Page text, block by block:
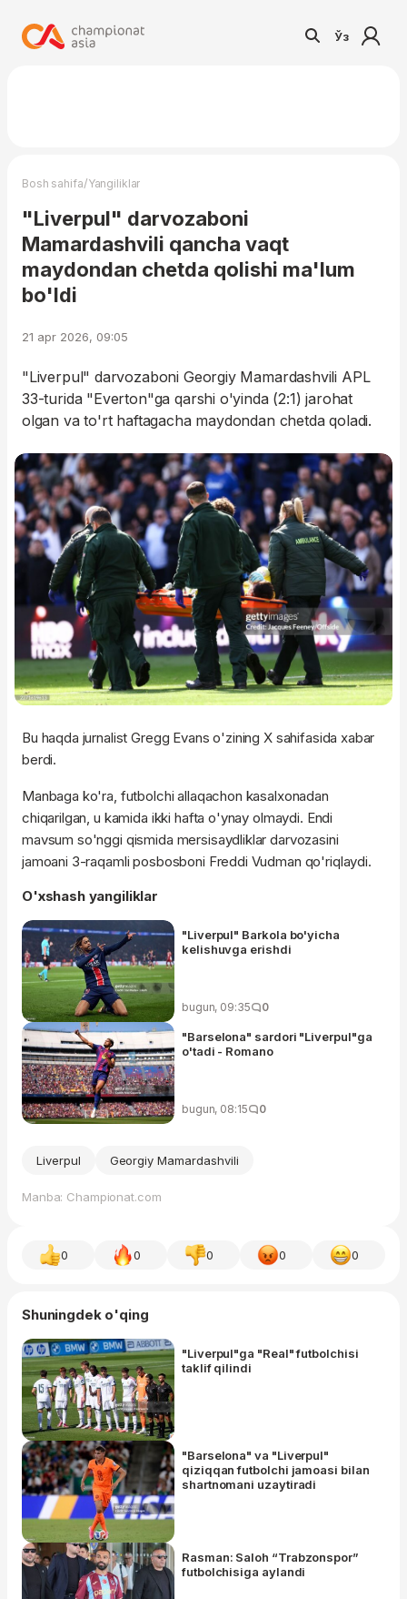
Ўз
Bosh sahifa/Yangiliklar
"Liverpul" darvozaboni
Mamardashvili qancha vaqt
maydondan chetda qolishi ma'lum
bo'ldi
21 apr 2026, 09:05
"Liverpul" darvozaboni Georgiy Mamardashvili APL
33-turida "Everton"ga qarshi o'yinda (2:1) jarohat
olgan va to'rt haftagacha maydondan chetda qoladi.
Bu haqda jurnalist Gregg Evans o'zining X sahifasida xabar
berdi.
Manbaga ko'ra, futbolchi allaqachon kasalxonadan
chiqarilgan, u kamida ikki hafta o'ynay olmaydi. Endi
mavsum so'nggi qismida mersisaydliklar darvozasini
jamoani 3-raqamli posbosboni Freddi Vudman qo'riqlaydi.
O'xshash yangiliklar
"Liverpul" Barkola bo'yicha
kelishuvga erishdi
bugun, 09:35 0
"Barselona" sardori "Liverpul"ga
o'tadi - Romano
bugun, 08:15 0
Liverpul Georgiy Mamardashvili
Manba: Championat.com
0 0 0 0 0
Shuningdek o'qing
"Liverpul"ga "Real" futbolchisi
taklif qilindi
"Barselona" va "Liverpul"
qiziqqan futbolchi jamoasi bilan
shartnomani uzaytiradi
Rasman: Saloh “Trabzonspor”
futbolchisiga aylandi